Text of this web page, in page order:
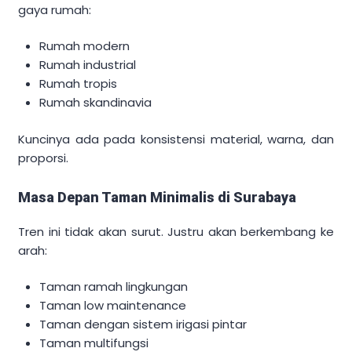
gaya rumah:
Rumah modern
Rumah industrial
Rumah tropis
Rumah skandinavia
Kuncinya ada pada konsistensi material, warna, dan
proporsi.
Masa Depan Taman Minimalis di Surabaya
Tren ini tidak akan surut. Justru akan berkembang ke
arah:
Taman ramah lingkungan
Taman low maintenance
Taman dengan sistem irigasi pintar
Taman multifungsi